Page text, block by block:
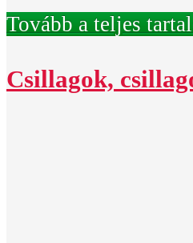
Tovább a teljes
Csillagok,